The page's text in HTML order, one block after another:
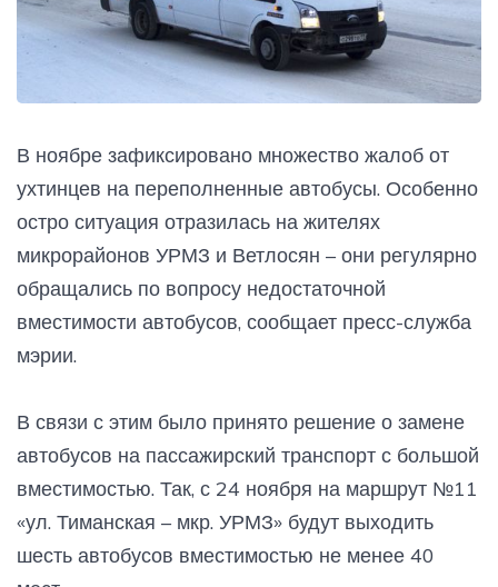
В ноябре зафиксировано множество жалоб от
ухтинцев на переполненные автобусы. Особенно
остро ситуация отразилась на жителях
микрорайонов УРМЗ и Ветлосян – они регулярно
обращались по вопросу недостаточной
вместимости автобусов, сообщает пресс-служба
мэрии.
В связи с этим было принято решение о замене
автобусов на пассажирский транспорт с большой
вместимостью. Так, с 24 ноября на маршрут №11
«ул. Тиманская – мкр. УРМЗ» будут выходить
шесть автобусов вместимостью не менее 40